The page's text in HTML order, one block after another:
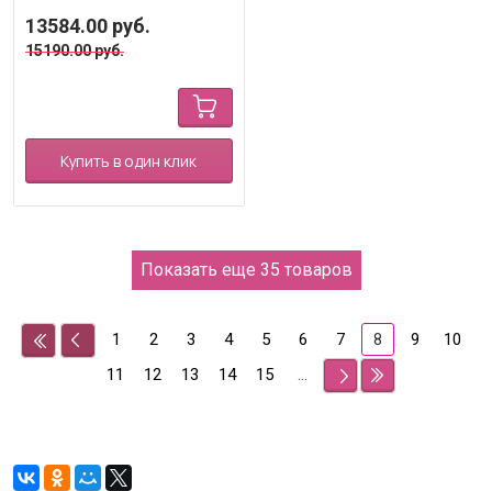
13584.00 руб.
15190.00руб.
Купить в один клик
Показать еще 35 товаров
1 2 3 4 5 6 7 8 9
10
11
12 13 14 15 ...